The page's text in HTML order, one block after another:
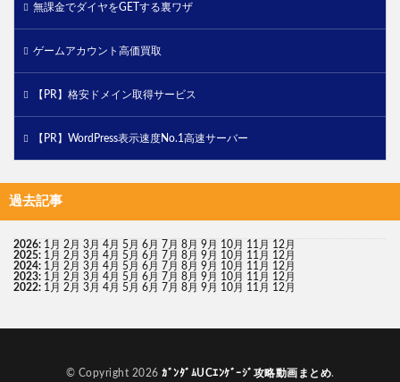
無課金でダイヤをGETする裏ワザ
ゲームアカウント高価買取
【PR】格安ドメイン取得サービス
【PR】WordPress表示速度No.1高速サーバー
過去記事
2026: 1月 2月 3月 4月 5月 6月 7月 8月 9月 10月 11月 12月
2025: 1月 2月 3月 4月 5月 6月 7月 8月 9月 10月 11月 12月
2024: 1月 2月 3月 4月 5月 6月 7月 8月 9月 10月 11月 12月
2023: 1月 2月 3月 4月 5月 6月 7月 8月 9月 10月 11月 12月
2022: 1月 2月 3月 4月 5月 6月 7月 8月 9月 10月 11月 12月
© Copyright 2026 ｶﾞﾝﾀﾞﾑUCｴﾝｹﾞｰｼﾞ攻略動画まとめ.